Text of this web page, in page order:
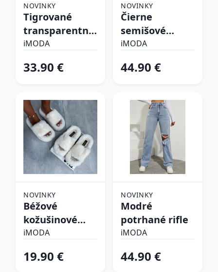
NOVINKY
Tigrované
transparentné
sandále
iMODA
33.90 €
NOVINKY
Čierne
semišové
vysoké čižmy
iMODA
44.90 €
NOVINKY
Béžové
kožušinové
šlapky
iMODA
19.90 €
NOVINKY
Modré
potrhané rifle
iMODA
44.90 €